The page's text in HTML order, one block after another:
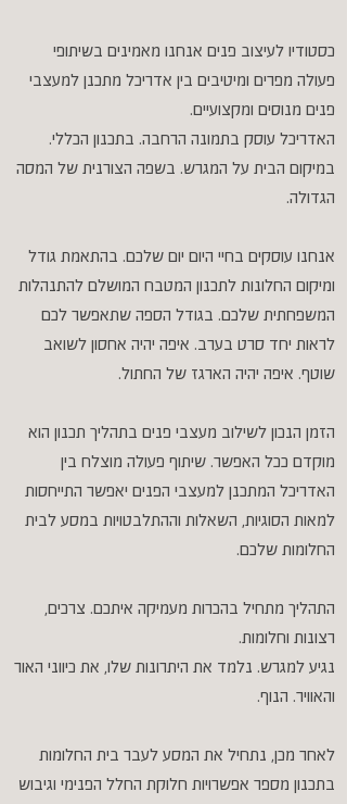
כסטודיו לעיצוב פנים אנחנו מאמינים בשיתופי
פעולה מפרים ומיטיבים בין אדריכל מתכנן למעצבי
פנים מנוסים ומקצועיים.
האדריכל עוסק בתמונה הרחבה. בתכנון הכללי.
במיקום הבית על המגרש. בשפה הצורנית של המסה
הגדולה.
אנחנו עוסקים בחיי היום יום שלכם. בהתאמת גודל
ומיקום החלונות לתכנון המטבח המושלם להתנהלות
המשפחתית שלכם. בגודל הספה שתאפשר לכם
לראות יחד סרט בערב. איפה יהיה אחסון לשואב
שוטף. איפה יהיה הארגז של החתול.
הזמן הנכון לשילוב מעצבי פנים בתהליך תכנון הוא
מוקדם ככל האפשר. שיתוף פעולה מוצלח בין
האדריכל המתכנן למעצבי הפנים יאפשר התייחסות
למאות הסוגיות, השאלות וההתלבטויות במסע לבית
החלומות שלכם.
התהליך מתחיל בהכרות מעמיקה איתכם. צרכים,
רצונות וחלומות.
נגיע למגרש. נלמד את היתרונות שלו, את כיווני האור
והאוויר. הנוף.
לאחר מכן, נתחיל את המסע לעבר בית החלומות
בתכנון מספר אפשרויות חלוקת החלל הפנימי וגיבוש